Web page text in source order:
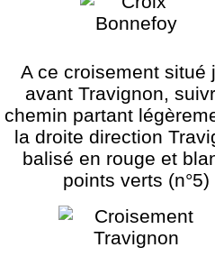
A ce croisement situé
avant Travignon,
chemin partant
la droite direction
balisé en rouge et
points verts (n°5)